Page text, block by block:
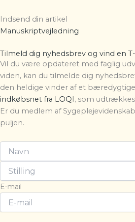
Indsend din artikel
Manuskriptvejledning
Tilmeld dig nyhedsbrev og vind en
Vil du være opdateret med faglig
viden, kan du tilmelde dig
den heldige vinder af et
indkøbsnet fra LOQI , som
Er du medlem af
puljen.
E-mail